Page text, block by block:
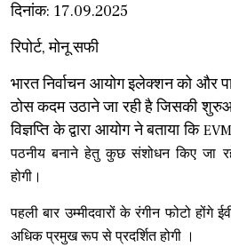
दिनांक: 17.09.2025
रिपोर्ट, मोनू सफी
भारत निर्वाचन आयोग इलेक्शन को और
ठोस कदम उठाने जा रही है जिसकी
विज्ञप्ति के द्वारा आयोग ने बताया कि
पठनीय बनाने हेतु कुछ संशोधन किए
होगी।
पहली बार उम्मीदवारों के रंगीन फोटो होंगे
अधिक प्रमुख रूप से प्रदर्शित होगी ।